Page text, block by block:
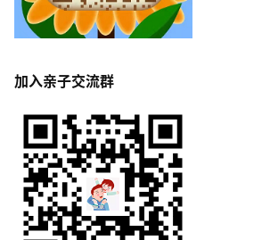
加入亲子交流群